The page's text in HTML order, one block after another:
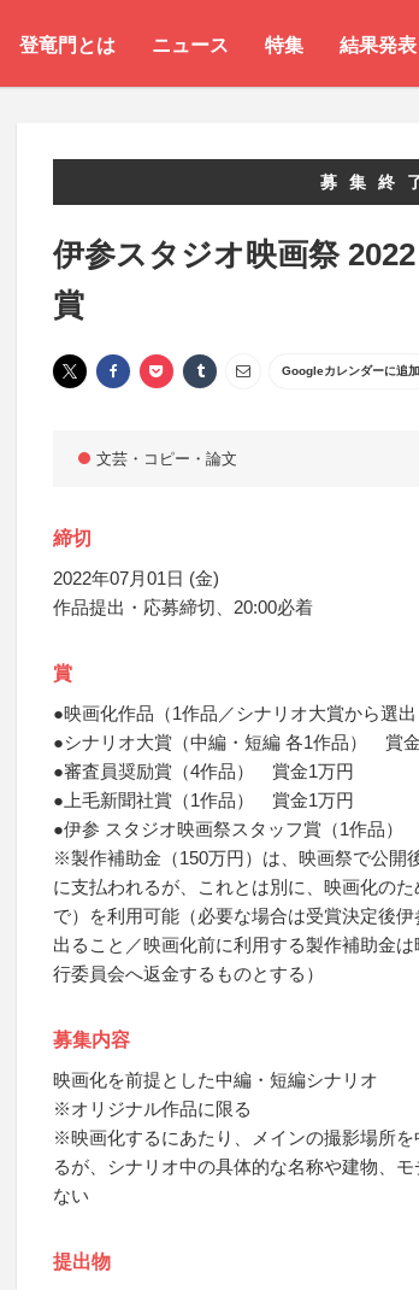
登竜門とは ニュース 特集 結果発表
募集終
伊参スタジオ映画祭
賞
Googleカレンダーに追加
文芸・コピー・論文
締切
2022年07月01日 (金)
作品提出・応募締切、20:00必着
賞
●映画化作品（1作品／シナリオ大賞から選
●シナリオ大賞（中編・短編 各1作品） 賞
●審査員奨励賞（4作品） 賞金1万円
●上毛新聞社賞（1作品） 賞金1万円
●伊参 スタジオ映画祭スタッフ賞（1作品）
※製作補助金（150万円）は、映画祭で公開
に支払われるが、これとは別に、映画化の
で）を利用可能（必要な場合は受賞決定後
出ること／映画化前に利用する製作補助金
行委員会へ返金するものとする）
募集内容
映画化を前提とした中編・短編シナリオ
※オリジナル作品に限る
※映画化するにあたり、メインの撮影場所
るが、シナリオ中の具体的な名称や建物、
ない
提出物